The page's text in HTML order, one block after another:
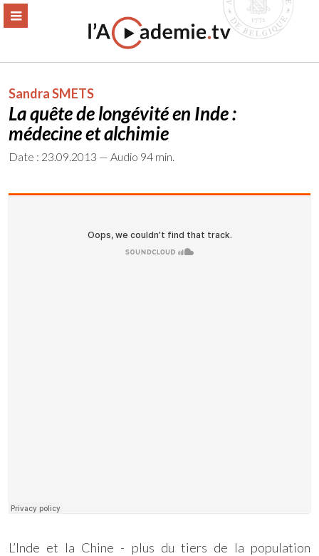
Aller
MENU
Sandra SMETS
La quête de longévité en Inde :
médecine et alchimie
Date : 23.09.2013 — Audio 94 min.
L’Inde et la Chine - plus du tiers de la population